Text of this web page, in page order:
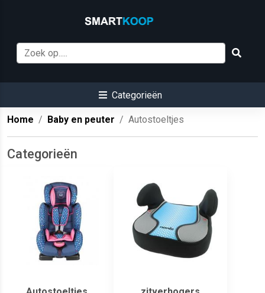
Categorieën
Home Baby en peuter Autostoeltjes
Categorieën